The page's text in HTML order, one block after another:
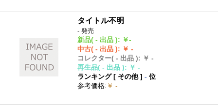
タイトル不明
- 発売
新品( - 出品 ): ￥-
中古( - 出品 ): ￥ -
コレクター( - 出品 ): ￥ -
再生品( - 出品 ): ￥ -
ランキング [ その他]- 位
参考価格: ￥ -